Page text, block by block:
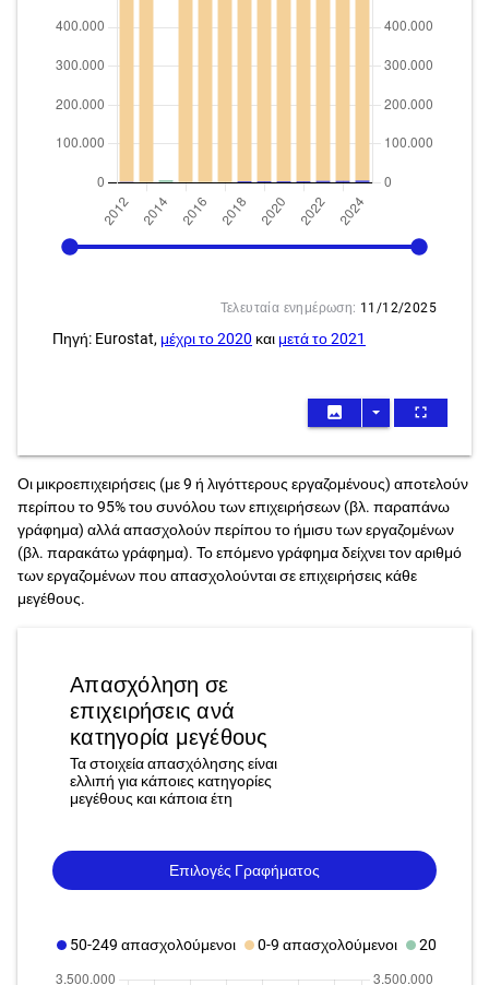
Τελευταία ενημέρωση: 11/12/2025
Πηγή: Eurostat, μέχρι το 2020 και μετά το 2021
image arrow_drop_down fullscreen
Οι μικροεπιχειρήσεις (με 9 ή λιγόττερους εργαζομένους) αποτελούν
περίπου το 95% του συνόλου των επιχειρήσεων (βλ. παραπάνω
γράφημα) αλλά απασχολούν περίπου το ήμισυ των εργαζομένων
(βλ. παρακάτω γράφημα). Το επόμενο γράφημα δείχνει τον αριθμό
των εργαζομένων που απασχολούνται σε επιχειρήσεις κάθε
μεγέθους.
Απασχόληση σε
επιχειρήσεις ανά
κατηγορία μεγέθους
Τα στοιχεία απασχόλησης είναι
ελλιπή για κάποιες κατηγορίες
μεγέθους και κάποια έτη
Επιλογές Γραφήματος
50-249 απασχολoύμενοι 0-9 απασχολoύμενοι 20-49